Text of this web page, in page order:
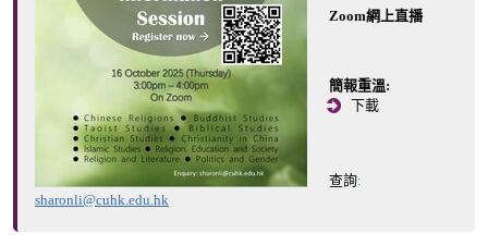
Zoom網上直播
簡報重溫:
下載
查詢:
sharonli@cuhk.edu.hk